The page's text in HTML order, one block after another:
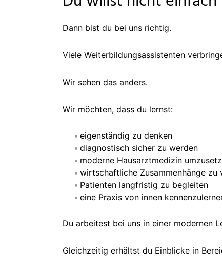
Dann bist du bei uns richtig.
Viele Weiterbildungsassistenten
Wir sehen das anders.
Wir möchten, dass du lernst:
eigenständig zu denken
diagnostisch sicher zu werden
moderne Hausarztmedizin
wirtschaftliche Zusammenhänge zu
Patienten langfristig zu begleiten
eine Praxis von innen
Du arbeitest bei uns in einer modernen
Gleichzeitig erhältst du Einblicke in